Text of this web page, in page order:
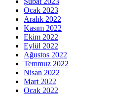
Ocak 2023
Aralık 2022
Kasım 2022
Ekim 2022
Eylül 2022
Ağustos 2022
Temmuz 2022
Nisan 2022
Mart 2022
Ocak 2022